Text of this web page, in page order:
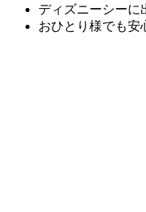
ディズニーシーに
おひとり様でも安